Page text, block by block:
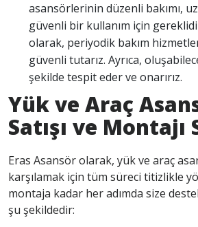
asansörlerinin düzenli bakımı,
güvenli bir kullanım için
olarak, periyodik bakım
güvenli tutarız. Ayrıca,
şekilde tespit eder ve onarırız.
Yük ve Araç
Satışı ve Montajı
Eras Asansör olarak, yük ve araç
karşılamak için tüm süreci titizlikle
montaja kadar her adımda size
şu şekildedir: